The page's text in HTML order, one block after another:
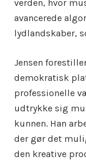
verden, hvor
avancerede
lydlandskaber,
Jensen
demokratisk
professionelle
udtrykke sig
kunnen. Han
der gør det
den kreative